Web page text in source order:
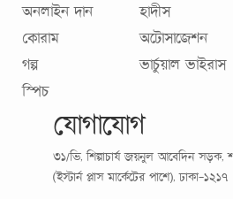
অনলাইন দান
কোরাম
গল্প
স্পিচ
হাদীস
অটোসাজেশন
ভার্চুয়াল ভাইরাস
যোগাযোগ
৩১/ভি, শিল্পাচার্য জয়নুল আবেদিন সড়ক,
(ইস্টার্ন প্লাস মার্কেটের পাশে), ঢাকা-১২১৭